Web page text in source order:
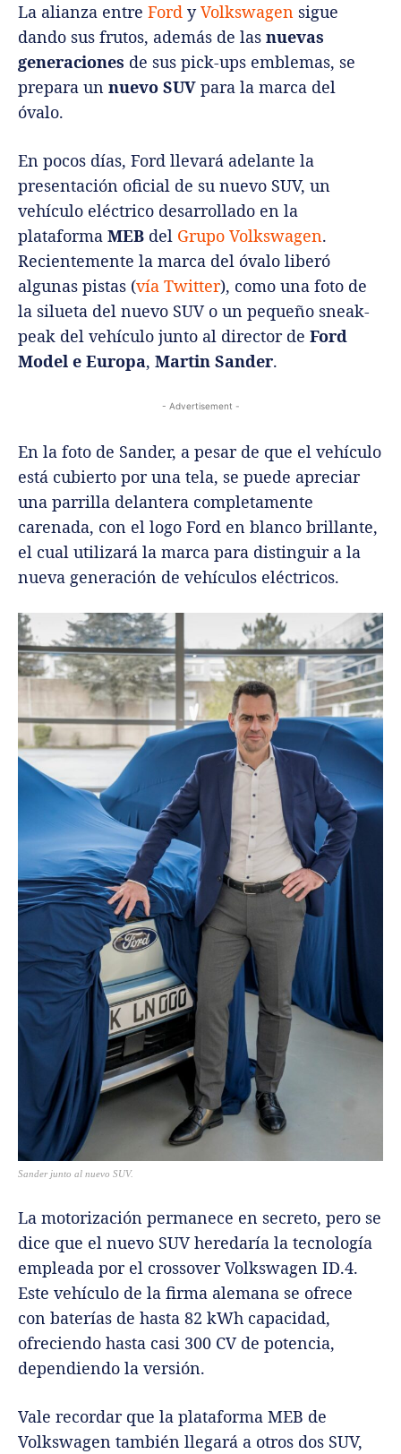
La alianza entre Ford yVolkswagen sigue
dando sus frutos, además de las nuevas
generaciones de sus pick-ups emblemas, se
prepara un nuevo SUV para la marca del
óvalo.
En pocos días, Ford llevará adelante la
presentación oficial de su nuevo SUV, un
vehículo eléctrico desarrollado en la
plataforma MEB del Grupo Volkswagen.
Recientemente la marca del óvalo liberó
algunas pistas (vía Twitter), como una foto de
la silueta del nuevo SUV o un pequeño sneak-
peak del vehículo junto al director de Ford
Model e Europa, Martin Sander.
- Advertisement -
En la foto de Sander, a pesar de que el vehículo
está cubierto por una tela, se puede apreciar
una parrilla delantera completamente
carenada, con el logo Ford en blanco brillante,
el cual utilizará la marca para distinguir a la
nueva generación de vehículos eléctricos.
Sander junto al nuevo SUV.
La motorización permanece en secreto, pero se
dice que el nuevo SUV heredaría la tecnología
empleada por el crossover Volkswagen ID.4.
Este vehículo de la firma alemana se ofrece
con baterías de hasta 82 kWh capacidad,
ofreciendo hasta casi 300 CV de potencia,
dependiendo la versión.
Vale recordar que la plataforma MEB de
Volkswagen también llegará a otros dos SUV,